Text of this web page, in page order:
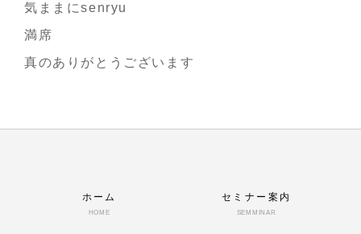
気ままにsenryu
満席
真のありがとうございます
ホーム
HOME
セミナー案内
SEMMINAR